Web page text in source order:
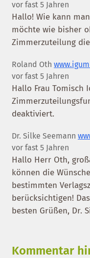
vor fast 5 Jahren
Hallo! Wie kann
möchte wie bisher
Zimmerzuteilung
Roland Oth
vor fast 5 Jahren
Hallo Frau Tomisch
deaktiviert.
Dr. Silke Seemann
vor fast 5 Jahren
Hallo Herr Oth,
können die
bestimmten
berücksichtigen!
besten Grüßen, Dr.
Kommentar